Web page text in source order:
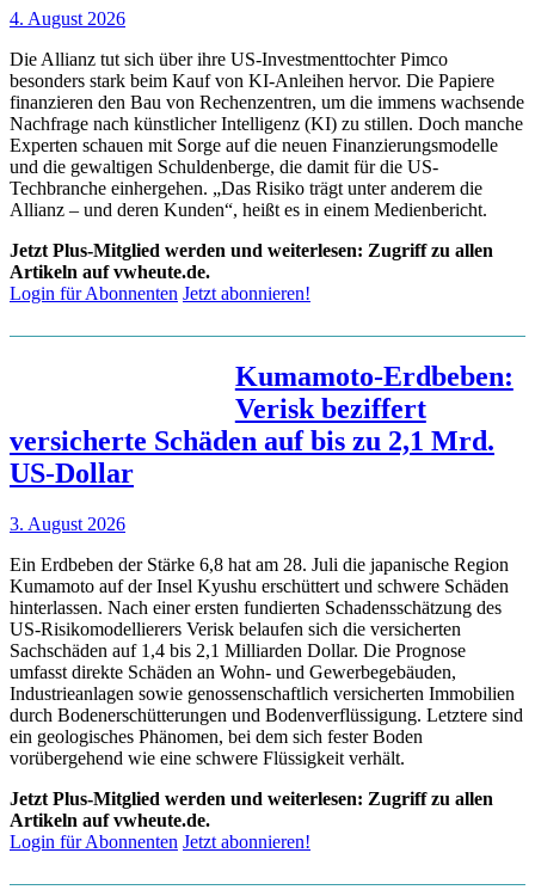
4. August 2026
Die Allianz tut sich über ihre US-Investmenttochter Pimco
besonders stark beim Kauf von KI-Anleihen hervor. Die Papiere
finanzieren den Bau von Rechenzentren, um die immens wachsende
Nachfrage nach künstlicher Intelligenz (KI) zu stillen. Doch manche
Experten schauen mit Sorge auf die neuen Finanzierungsmodelle
und die gewaltigen Schuldenberge, die damit für die US-
Techbranche einhergehen. „Das Risiko trägt unter anderem die
Allianz – und deren Kunden“, heißt es in einem Medienbericht.
Jetzt Plus-Mitglied werden und weiterlesen: Zugriff zu allen
Artikeln auf vwheute.de.
Login für Abonnenten Jetzt abonnieren!
Kumamoto-Erdbeben:
Verisk beziffert
versicherte Schäden auf bis zu 2,1 Mrd.
US-Dollar
3. August 2026
Ein Erdbeben der Stärke 6,8 hat am 28. Juli die japanische Region
Kumamoto auf der Insel Kyushu erschüttert und schwere Schäden
hinterlassen. Nach einer ersten fundierten Schadensschätzung des
US-Risikomodellierers Verisk belaufen sich die versicherten
Sachschäden auf 1,4 bis 2,1 Milliarden Dollar. Die Prognose
umfasst direkte Schäden an Wohn- und Gewerbegebäuden,
Industrieanlagen sowie genossenschaftlich versicherten Immobilien
durch Bodenerschütterungen und Bodenverflüssigung. Letztere sind
ein geologisches Phänomen, bei dem sich fester Boden
vorübergehend wie eine schwere Flüssigkeit verhält.
Jetzt Plus-Mitglied werden und weiterlesen: Zugriff zu allen
Artikeln auf vwheute.de.
Login für Abonnenten Jetzt abonnieren!